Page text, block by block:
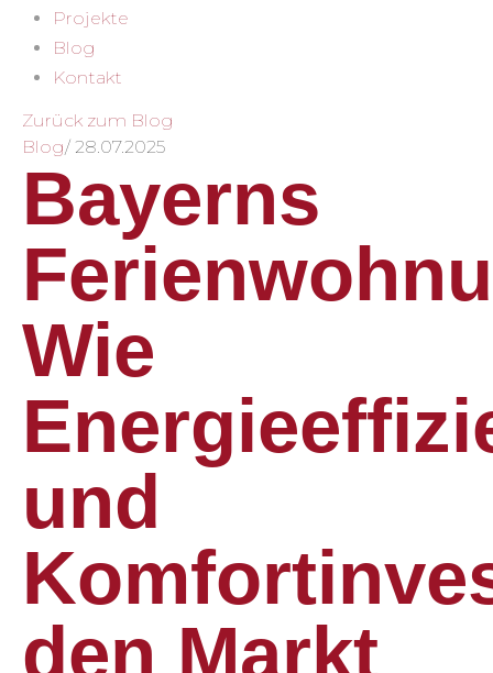
Projekte
Blog
Kontakt
Zurück zum Blog
Blog/ 28.07.2025
Bayerns
Wie
und
den Markt